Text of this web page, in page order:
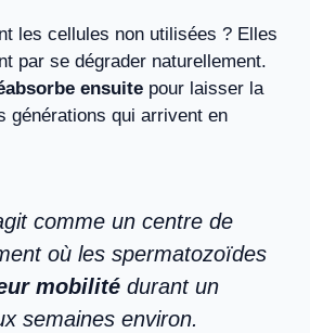
les cellules non utilisées ? Elles
par se dégrader naturellement.
ensuite pour laisser la
générations qui arrivent en
comme un centre de
où les spermatozoïdes
mobilité durant un
semaines environ.